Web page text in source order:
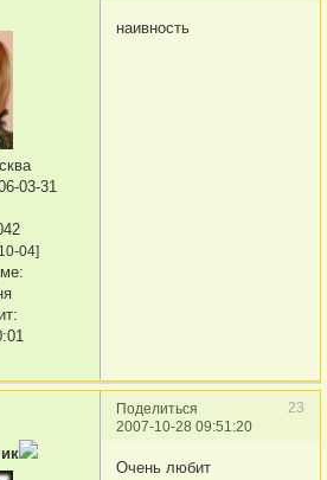
03-31
04]
наивность
Поделиться
23
2007-10-28 09:51:20
Очень любит